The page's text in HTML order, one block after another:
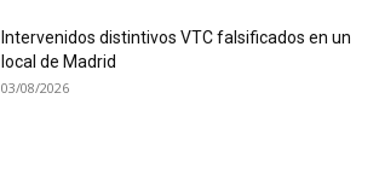
Intervenidos distintivos VTC falsificados en un
local de Madrid
03/08/2026